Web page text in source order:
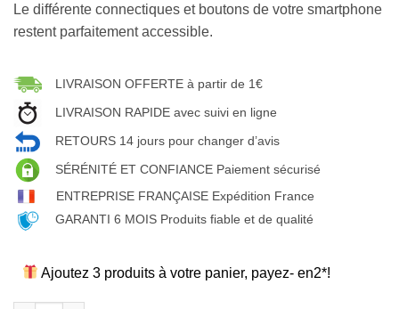
Le différente connectiques et boutons de votre smartphone
restent parfaitement accessible.
LIVRAISON OFFERTE à partir de 1€
LIVRAISON RAPIDE avec suivi en ligne
RETOURS 14 jours pour changer d’avis
SÉRÉNITÉ ET CONFIANCE Paiement sécurisé
ENTREPRISE FRANÇAISE Expédition France
GARANTI 6 MOIS Produits fiable et de qualité
Ajoutez 3 produits à votre panier, payez- en2*!